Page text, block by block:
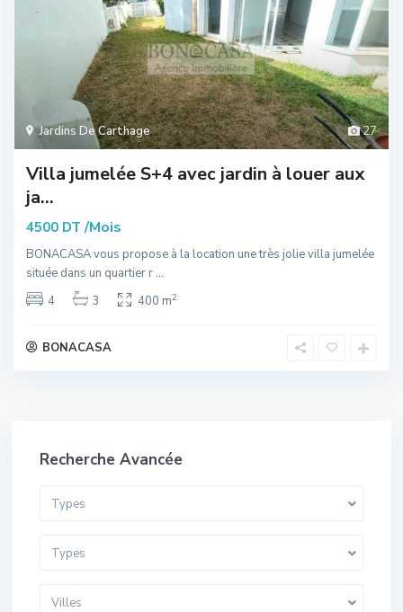
27
Jardins De Carthage
Villa jumelée S+4 avec jardin à louer aux
ja...
4500 DT /Mois
BONACASA vous propose à la location une très jolie villa jumelée
située dans un quartier r...
4
3 400 m2
BONACASA
Recherche Avancée
Types
Types
Villes